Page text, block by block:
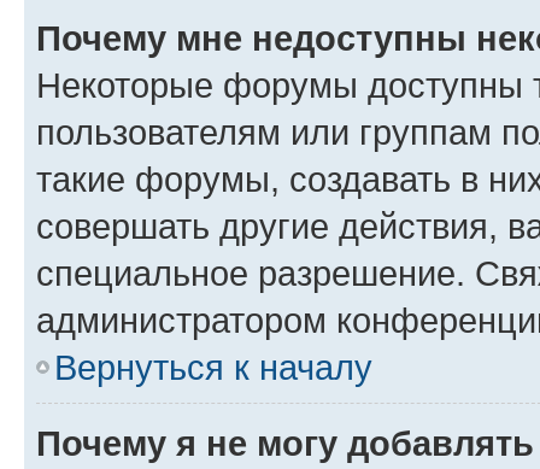
Почему мне недоступны
Некоторые форумы доступны
пользователям или группам
такие форумы, создавать в
совершать другие действия,
специальное разрешение.
администратором
Вернуться к началу
Почему я не могу